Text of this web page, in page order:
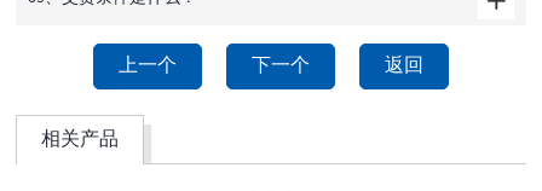
上一个 下一个 返回
相关产品